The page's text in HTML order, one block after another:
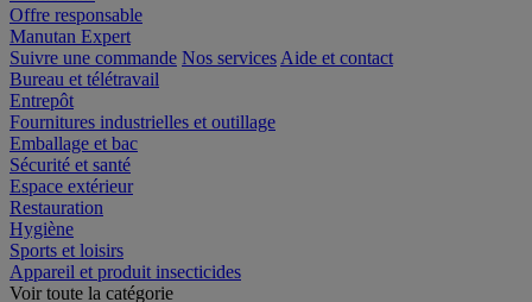
Promotions
Offre responsable
Manutan Expert
Suivre une commande
Bureau et télétravail
Entrepôt
Fournitures industrielles et outillage
Emballage et bac
Sécurité et santé
Espace extérieur
Restauration
Hygiène
Sports et loisirs
Appareil et produit insecticides